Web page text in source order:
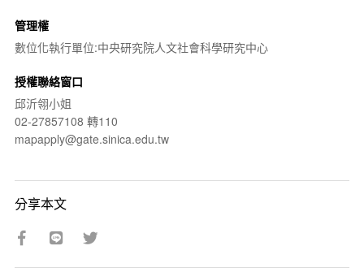
管理權
數位化執行單位:中央研究院人文社會科學研究中心
授權聯絡窗口
邱沂翎小姐
02-27857108 轉110
mapapply@gate.sinica.edu.tw
分享本文